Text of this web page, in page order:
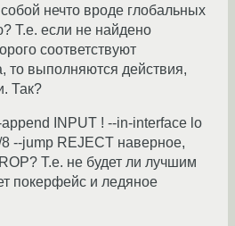
нечто вроде глобальных
Т.е. если не найдено
соответствуют
то выполняются действия,
Так?
INPUT ! --in-interface lo
--jump REJECT наверное,
Т.е. не будет ли лучшим
покерфейс и ледяное